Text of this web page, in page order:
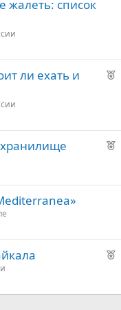
е
н
жалеть: список
Р
е
у
й
ли ехать и
Р
о
Р
о